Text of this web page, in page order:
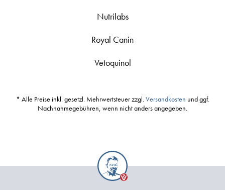
Nutrilabs
Royal Canin
Vetoquinol
* Alle Preise inkl. gesetzl. Mehrwertsteuer zzgl.Versandkosten und ggf.
Nachnahmegebühren, wenn nicht anders angegeben.